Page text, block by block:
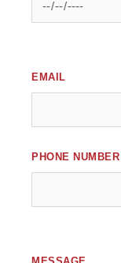
EMAIL
PHONE NUMBER